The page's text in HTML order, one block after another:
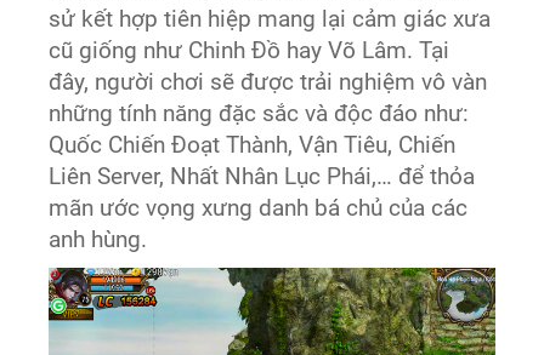
sử kết hợp tiên hiệp mang lại cảm giác xưa
cũ giống như Chinh Đồ hay Võ Lâm. Tại
đây, người chơi sẽ được trải nghiệm vô vàn
những tính năng đặc sắc và độc đáo như:
Quốc Chiến Đoạt Thành, Vận Tiêu, Chiến
Liên Server, Nhất Nhân Lục Phái,… để thỏa
mãn ước vọng xưng danh bá chủ của các
anh hùng.